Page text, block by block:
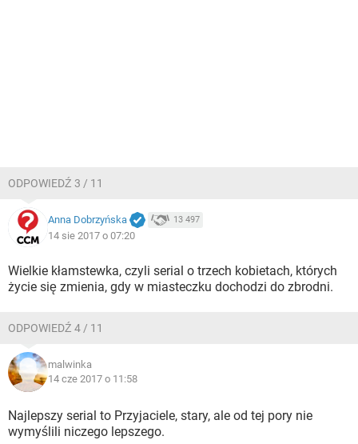
ODPOWIEDŹ 3 / 11
Anna Dobrzyńska 13 497
14 sie 2017 o 07:20
Wielkie kłamstewka, czyli serial o trzech kobietach, których
życie się zmienia, gdy w miasteczku dochodzi do zbrodni.
ODPOWIEDŹ 4 / 11
malwinka
14 cze 2017 o 11:58
Najlepszy serial to Przyjaciele, stary, ale od tej pory nie
wymyślili niczego lepszego.